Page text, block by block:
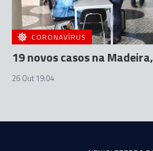
CORONAVÍRUS
19 novos casos na
26 Out 19:04